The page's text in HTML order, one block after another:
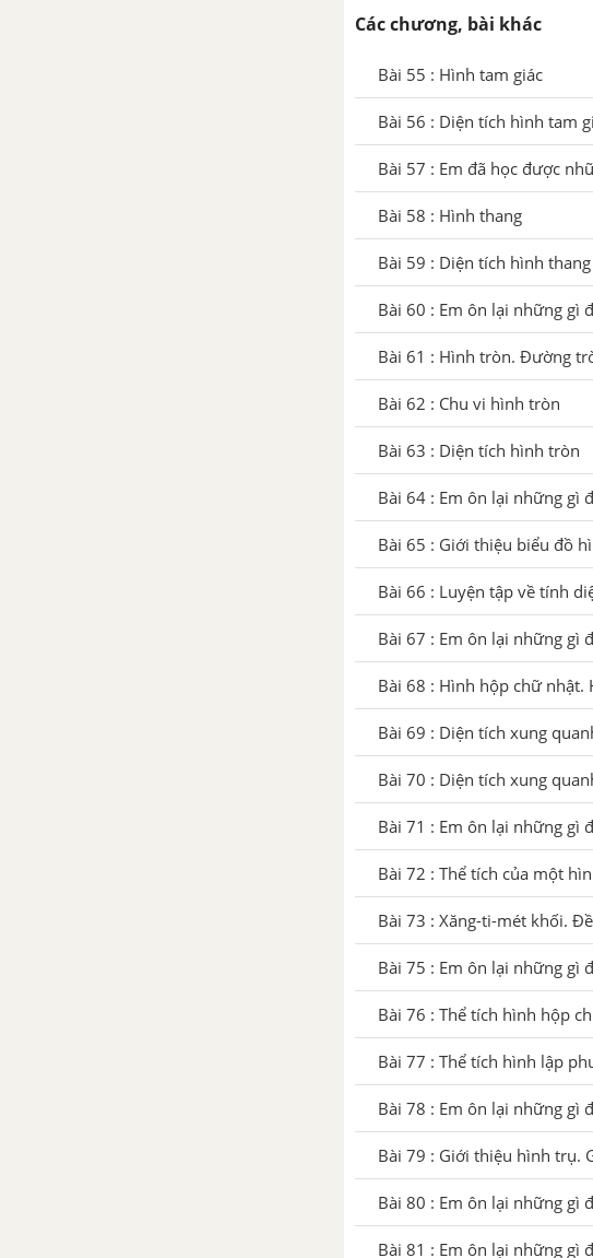
Các chương, bài khác
Bài 55 : Hình tam giác
Bài 56 : Diện tích hình tam
Bài 57 : Em đã học được
Bài 58 : Hình thang
Bài 59 : Diện tích hình thang
Bài 60 : Em ôn lại những gì
Bài 61 : Hình tròn. Đường
Bài 62 : Chu vi hình tròn
Bài 63 : Diện tích hình tròn
Bài 64 : Em ôn lại những gì
Bài 65 : Giới thiệu biểu đồ
Bài 66 : Luyện tập về tính
Bài 67 : Em ôn lại những gì
Bài 68 : Hình hộp chữ nhật.
Bài 69 : Diện tích xung
Bài 70 : Diện tích xung
Bài 71 : Em ôn lại những gì
Bài 72 : Thể tích của một
Bài 73 : Xăng-ti-mét khối.
Bài 75 : Em ôn lại những gì
Bài 76 : Thể tích hình hộp
Bài 77 : Thể tích hình lập
Bài 78 : Em ôn lại những gì
Bài 79 : Giới thiệu hình trụ.
Bài 80 : Em ôn lại những gì
Bài 81 : Em ôn lại những gì